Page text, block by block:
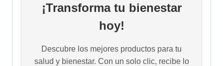
¡Transforma tu bienestar
hoy!
Descubre los mejores productos para tu
salud y bienestar. Con un solo clic, recibe lo